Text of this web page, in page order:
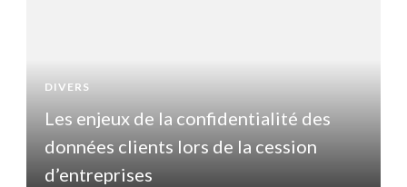
DIVERS
Les enjeux de la confidentialité des
données clients lors de la cession
d’entreprises